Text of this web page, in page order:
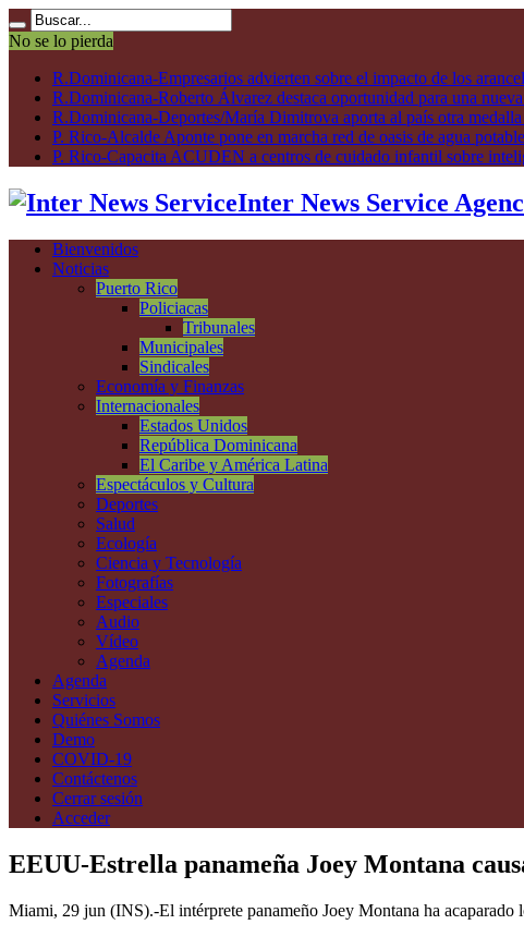
No se lo pierda
R.Dominicana-Empresarios advierten sobre el impacto de los
R.Dominicana-Roberto Álvarez destaca oportunidad para una
R.Dominicana-Deportes/María Dimitrova aporta al país otra
P. Rico-Alcalde Aponte pone en marcha red de oasis de agua
P. Rico-Capacita ACUDEN a centros de cuidado infantil sobre
Inter News Service
Bienvenidos
Noticias
Puerto Rico
Policiacas
Tribunales
Municipales
Sindicales
Economía y Finanzas
Internacionales
Estados Unidos
República Dominicana
El Caribe y América Latina
Espectáculos y Cultura
Deportes
Salud
Ecología
Ciencia y Tecnología
Fotografías
Especiales
Audio
Vídeo
Agenda
Agenda
Servicios
Quiénes Somos
Demo
COVID-19
Contáctenos
Cerrar sesión
Acceder
EEUU-Estrella panameña Joey Montana
Miami, 29 jun (INS).-El intérprete panameño Joey Montana ha